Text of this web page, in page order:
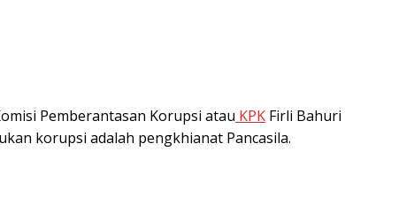
Pemberantasan Korupsi atau KPK Firli Bahuri
korupsi adalah pengkhianat Pancasila.